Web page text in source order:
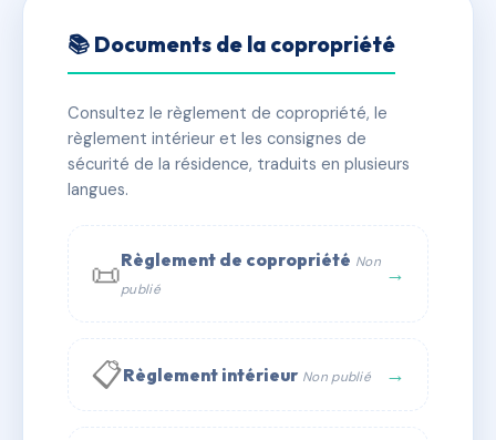
PETITE OURSE
✓ Immatriculée 🏠 47 lots 🏗 1 bâtiment(s)
📞 Contacter Syndic Digital
📚 Documents de la copropriété
Consultez le règlement de copropriété, le
règlement intérieur et les consignes de
sécurité de la résidence, traduits en plusieurs
langues.
📜Règlement de copropriété Non
publié
→
📋Règlement intérieur Non publié →